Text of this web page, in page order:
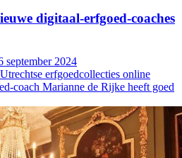
digitaal-erfgoed-coaches
september 2024
erfgoedcollecties online
coach Marianne de Rijke heeft goed